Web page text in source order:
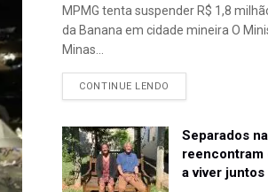
MPMG tenta suspender R$ 1,8
da Banana em cidade mineira O
Minas...
CONTINUE LENDO
Separados
reencontram
a viver